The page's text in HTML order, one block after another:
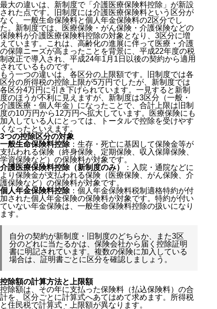
最大の違いは、新制度で「介護医療保険料控除」が新設
された点です。旧制度には介護医療保険料という区分が
なく、一般生命保険料と個人年金保険料の2区分でし
た。新制度では、医療保険・がん保険・介護保険などの
保険料が介護医療保険料控除の対象となり、3区分に増
えています。これは、高齢化の進展に伴って医療・介護
の保障ニーズが高まったことを背景に、平成22年度の税
制改正で導入され、平成24年1月1日以後の契約から適用
されているものです。
もう一つの違いは、各区分の上限額です。旧制度では各
区分の所得税の控除上限が5万円でしたが、新制度では
各区分4万円に引き下げられています。一見すると新制
度のほうが不利に見えますが、新制度は3区分（一般・
介護医療・個人年金）になったことで、合計上限は旧制
度の10万円から12万円へ拡大しています。医療保険にも
加入している人にとっては、トータルで控除を受けやす
くなったといえます。
3つの控除区分の対象
一般生命保険料控除：生存・死亡に基因して保険金等が
支払われる保険（終身保険、定期保険、収入保障保険、
学資保険など）の保険料が対象です。
介護医療保険料控除（新制度のみ）
：入院・通院などに
より保険金が支払われる保険（医療保険、がん保険、介
護保険など）の保険料が対象です。
個人年金保険料控除：個人年金保険料税制適格特約が付
加された個人年金保険の保険料が対象です。特約が付い
ていない年金保険は、一般生命保険料控除の扱いになり
ます。
自分の契約が新制度・旧制度のどちらか、また3区
分のどれに当たるかは、保険会社から届く控除証明
書に明記されています。複数の保険に加入している
場合は、証明書ごとに区分を確認しましょう。
控除額の計算方法と上限額
控除額は、その年に支払った保険料（払込保険料）の合
計を、区分ごとに計算式へあてはめて求めます。所得税
と住民税で計算式・上限額が異なります。